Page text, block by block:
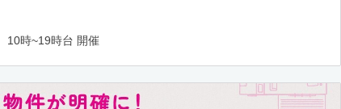
10時~19時台 開催